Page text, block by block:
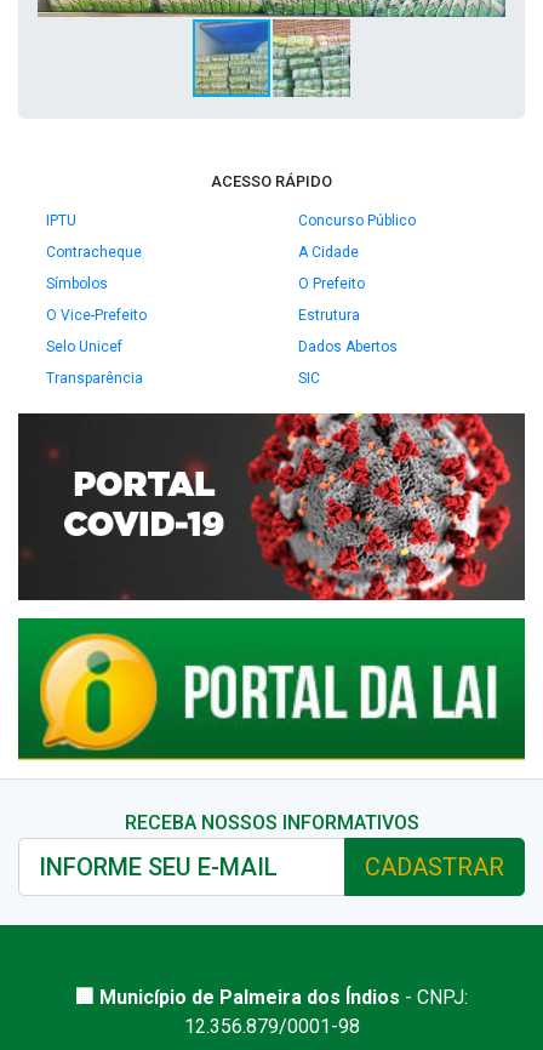
ACESSO RÁPIDO
IPTU
Concurso Público
Contracheque
A Cidade
Símbolos
O Prefeito
O Vice-Prefeito
Estrutura
Selo Unicef
Dados Abertos
Transparência
SIC
RECEBA NOSSOS INFORMATIVOS
CADASTRAR
🏢 Município de Palmeira dos Índios - CNPJ:
12.356.879/0001-98